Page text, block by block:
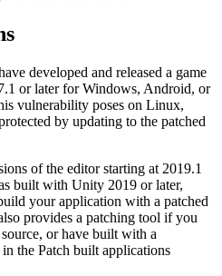
developed and released a game
or later for Windows, Android, or
vulnerability poses on Linux,
by updating to the patched
of the editor starting at 2019.1
built with Unity 2019 or later,
your application with a patched
provides a patching tool if you
or have built with a
the Patch built applications